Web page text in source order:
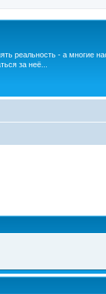
реальность - а многие
за неё...